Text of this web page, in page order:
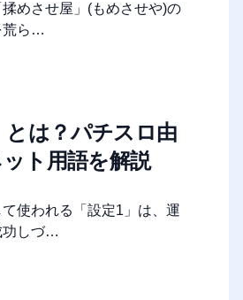
揉めさせ屋」(もめさせや)の
荒ら…
とは？パチスロ由
ト用語を解説
使われる「設定1」は、運
功しづ…